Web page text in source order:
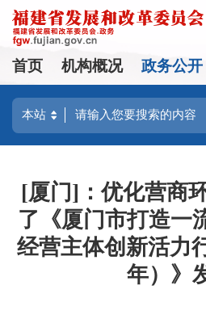
首页 机构概况 政务公开
[厦门]：优化营商
了《厦门市打造一
经营主体创新活力
年）》